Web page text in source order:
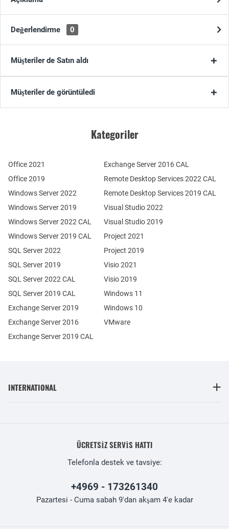
Değerlendirme 0
Müşteriler de Satın aldı
Müşteriler de görüntüledi
Kategoriler
Office 2021
Office 2019
Windows Server 2022
Windows Server 2019
Exchange Server 2019
Exchange Server 2016
SQL Server 2022
SQL Server 2019
Windows Server 2022 CAL
Windows Server 2019 CAL
SQL Server 2022 CAL
SQL Server 2019 CAL
Remote Desktop Services 2022 CAL
Remote Desktop Services 2019 CAL
Exchange Server 2019 CAL
Exchange Server 2016 CAL
Visual Studio 2022
Visual Studio 2019
Project 2021
Project 2019
Visio 2021
Visio 2019
Windows 11
Windows 10
VMware
INTERNATIONAL
ÜCRETSIZ SERVIS HATTI
Telefonla destek ve tavsiye:
+4969 - 173261340
Pazartesi - Cuma sabah 9'dan akşam 4'e kadar